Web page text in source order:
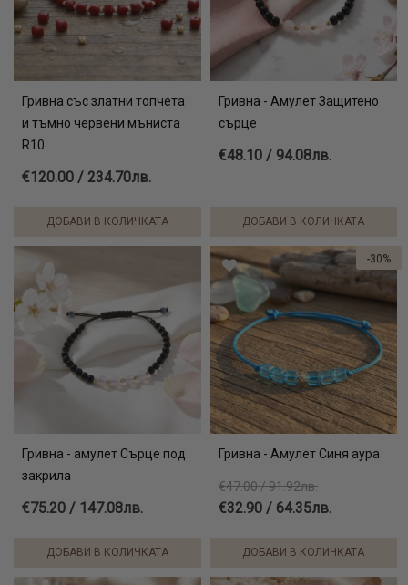
Гривна със златни топчета
и тъмно червени мъниста
R10
€120.00 / 234.70лв.
ДОБАВИ В КОЛИЧКАТА
Гривна - Амулет Защитено
сърце
€48.10 / 94.08лв.
ДОБАВИ В КОЛИЧКАТА
Гривна - амулет Сърце под
закрила
€75.20 / 147.08лв.
ДОБАВИ В КОЛИЧКАТА
Гривна - Амулет Синя аура
€47.00 / 91.92лв.
€32.90 / 64.35лв.
ДОБАВИ В КОЛИЧКАТА
-30%